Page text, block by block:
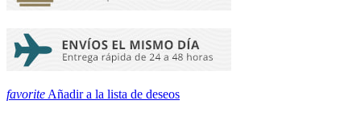
favorite Añadir a la lista de deseos